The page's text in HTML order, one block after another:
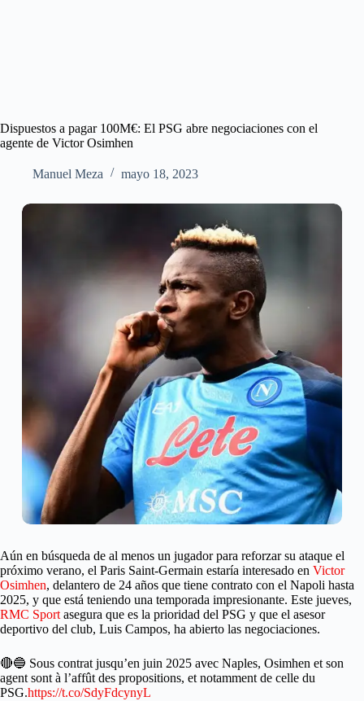
Dispuestos a pagar 100M€: El PSG abre negociaciones con el
agente de Victor Osimhen
Manuel Meza mayo 18, 2023
Aún en búsqueda de al menos un jugador para reforzar su ataque el
próximo verano, el Paris Saint-Germain estaría interesado en Victor
Osimhen, delantero de 24 años que tiene contrato con el Napoli hasta
2025, y que está teniendo una temporada impresionante. Este jueves,
RMC Sport asegura que es la prioridad del PSG y que el asesor
deportivo del club, Luis Campos, ha abierto las negociaciones.
🔴🔵 Sous contrat jusqu’en juin 2025 avec Naples, Osimhen et son
agent sont à l’affût des propositions, et notamment de celle du
PSG.https://t.co/SdyFdcynyL